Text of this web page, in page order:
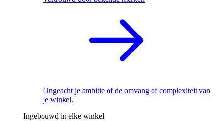
Ongeacht je ambitie of de omvang of complexiteit van
je winkel.
Ingebouwd in elke winkel